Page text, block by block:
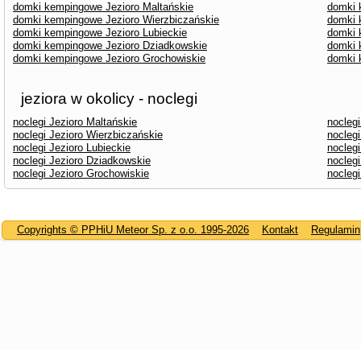
domki kempingowe Jezioro Maltańskie
domki
domki kempingowe Jezioro Wierzbiczańskie
domki
domki kempingowe Jezioro Lubieckie
domki
domki kempingowe Jezioro Dziadkowskie
domki
domki kempingowe Jezioro Grochowiskie
domki
jeziora w okolicy - noclegi
noclegi Jezioro Maltańskie
noclegi Jezioro Wierzbiczańskie
noclegi Jezioro Lubieckie
noclegi Jezioro Dziadkowskie
noclegi Jezioro Grochowiskie
Copyrights © PPHiU Meteor Sp. z o.o. 1995-2026 Kontakt Regulamin